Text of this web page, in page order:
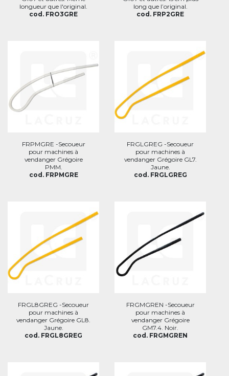
longueur que l'original.
cod. FRO3GRE
long que l’original.
cod. FRP2GRE
FRPMGRE -Secoueur
pour machines à
vendanger Grégoire
PMM.
cod. FRPMGRE
FRGLGREG -Secoueur
pour machines à
vendanger Grégoire GL7.
Jaune.
cod. FRGLGREG
FRGL8GREG -Secoueur
pour machines à
vendanger Grégoire GL8.
Jaune.
cod. FRGL8GREG
FRGMGREN -Secoueur
pour machines à
vendanger Grégoire
GM7.4. Noir.
cod. FRGMGREN